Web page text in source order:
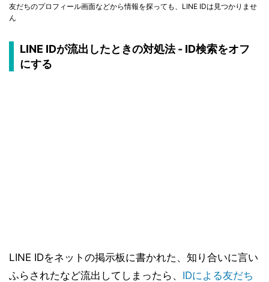
友だちのプロフィール画面などから情報を探っても、LINE IDは見つかりませ
ん
LINE IDが流出したときの対処法 - ID検索をオフ
にする
LINE IDをネットの掲示板に書かれた、知り合いに言い
ふらされたなど流出してしまったら、 IDによる友だち